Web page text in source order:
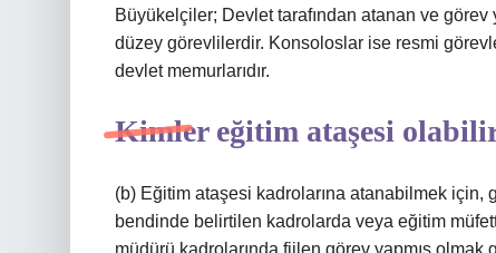
Büyükelçiler; Devlet tarafından atanan ve
düzey görevlilerdir. Konsoloslar ise resmi
devlet memurlarıdır.
Kimler eğitim ataşesi
(b) Eğitim ataşesi kadrolarına atanabilmek için,
bendinde belirtilen kadrolarda veya eğitim
müdürü kadrolarında fiilen görev yapmış olmak